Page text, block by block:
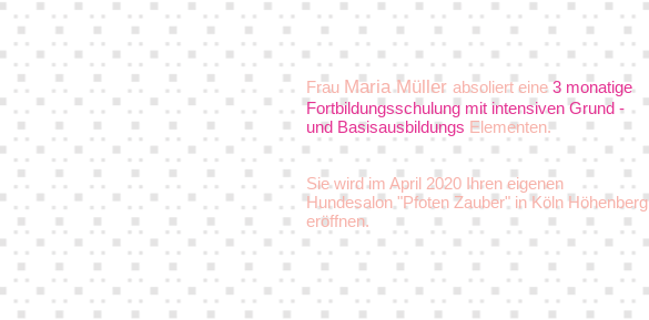
Frau Maria Müller absoliert eine3 monatige
Fortbildungsschulung mit intensiven Grund -
und Basisausbildungs Elementen.
Sie wird im April 2020 Ihren eigenen
Hundesalon "Pfoten Zauber" in Köln Höhenberg
eröffnen.